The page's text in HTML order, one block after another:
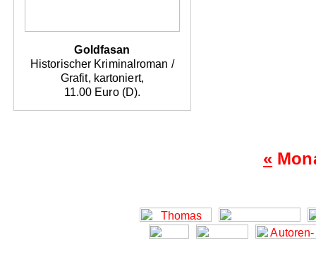
Goldfasan
Historischer Kriminalroman /
Grafit, kartoniert,
11.00 Euro (D).
«